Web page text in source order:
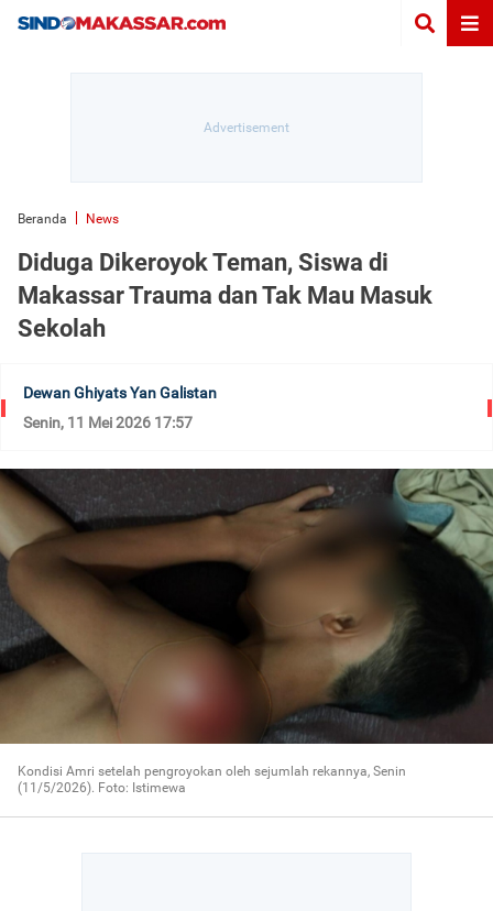
Beranda News
Diduga Dikeroyok Teman, Siswa di
Makassar Trauma dan Tak Mau Masuk
Sekolah
Dewan Ghiyats Yan Galistan
Senin, 11 Mei 2026 17:57
Kondisi Amri setelah pengroyokan oleh sejumlah rekannya, Senin
(11/5/2026). Foto: Istimewa